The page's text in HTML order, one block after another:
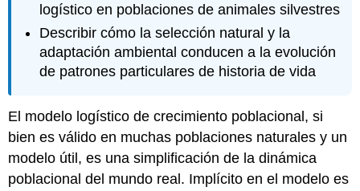
logístico en poblaciones de animales silvestres
Describir cómo la selección natural y la
adaptación ambiental conducen a la evolución
de patrones particulares de historia de vida
El modelo logístico de crecimiento poblacional, si
bien es válido en muchas poblaciones naturales y un
modelo útil, es una simplificación de la dinámica
poblacional del mundo real. Implícito en el modelo es